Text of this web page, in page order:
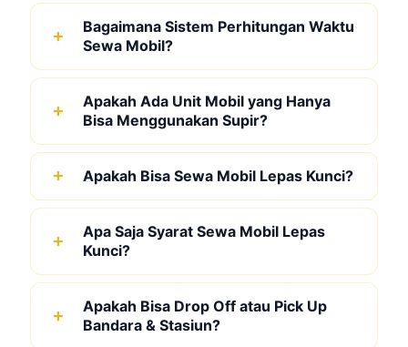
Bagaimana Sistem Perhitungan Waktu
Sewa Mobil?
Apakah Ada Unit Mobil yang Hanya
Bisa Menggunakan Supir?
Apakah Bisa Sewa Mobil Lepas Kunci?
Apa Saja Syarat Sewa Mobil Lepas
Kunci?
Apakah Bisa Drop Off atau Pick Up
Bandara & Stasiun?